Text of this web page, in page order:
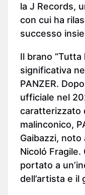
la J Records,
con cui ha
successo
Il brano
significativa
PANZER.
ufficiale nel
caratterizzato
malinconico,
Gaibazzi,
Nicoló Fragile.
portato a
dell’artista e il